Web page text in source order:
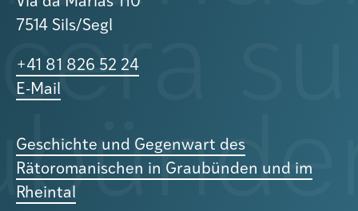
7514 Sils/Segl
+41 81 826 52 24
E-Mail
Geschichte und Gegenwart des
Rätoromanischen in Graubünden und im
Rheintal